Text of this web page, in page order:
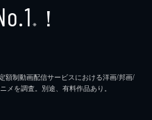
※ ！
制動画配信サービスにおける洋画/邦画/
メを調査。別途、有料作品あり。